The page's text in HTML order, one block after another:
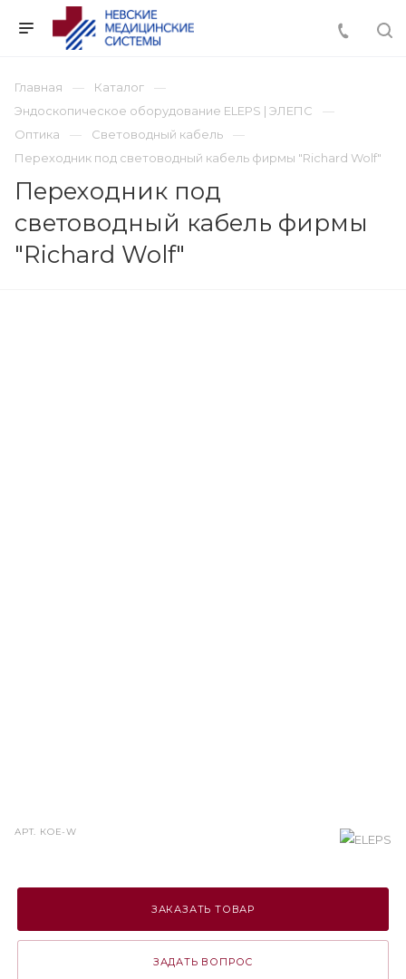
Главная
Каталог
Эндоскопическое оборудование ELEPS | ЭЛЕПС
Оптика
Световодный кабель
Переходник под световодный кабель фирмы "Richard Wolf"
Переходник под
световодный кабель фирмы
"Richard Wolf"
АРТ. КОЕ-W
ЗАКАЗАТЬ ТОВАР
ЗАДАТЬ ВОПРОС